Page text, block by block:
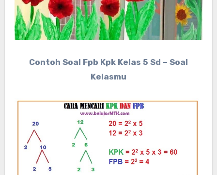
Contoh Soal Fpb Kpk Kelas 5 Sd – Soal
Kelasmu